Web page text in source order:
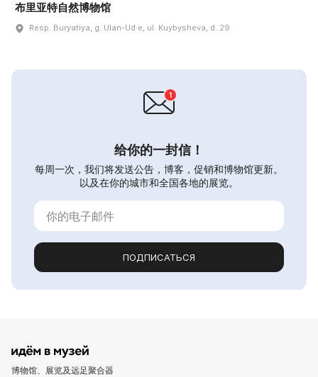
布里亚特自然博物馆
Resp. Buryatiya, g. Ulan-Ud·e, ul. Kuybysheva, d. 29
给你的一封信！
每周一次，我们将发送公告，博客，促销和博物馆更新。
以及在你的城市和全国各地的展览。
ПОДПИСАТЬСЯ
博物馆、展览及远足聚合器